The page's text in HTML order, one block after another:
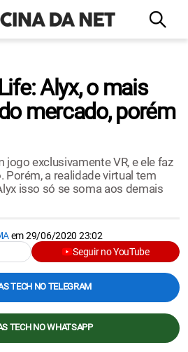
Alyx, o mais
mercado, porém
jogo exclusivamente VR, e ele faz
a realidade virtual tem
isso só se soma aos demais
em29/06/2020 23:02
Seguir no YouTube
TECH NO TELEGRAM
TECH NO WHATSAPP